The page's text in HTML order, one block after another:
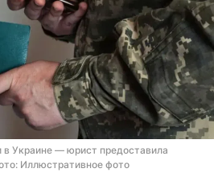
в Украине — юрист предоставила
Иллюстративное фото